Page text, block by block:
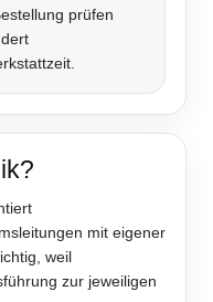
prüfen
mit eigener
weil
zur jeweiligen